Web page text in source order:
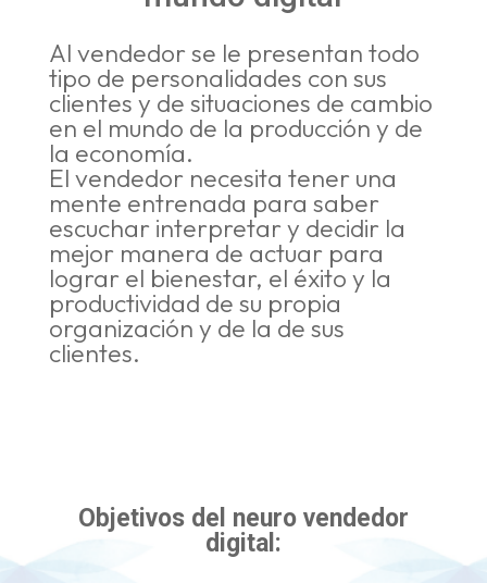
Al vendedor se le presentan todo
tipo de personalidades con sus
clientes y de situaciones de cambio
en el mundo de la producción y de
la economía.
El vendedor necesita tener una
mente entrenada para saber
escuchar interpretar y decidir la
mejor manera de actuar para
lograr el bienestar, el éxito y la
productividad de su propia
organización y de la de sus
clientes.
Objetivos del neuro vendedor
digital: